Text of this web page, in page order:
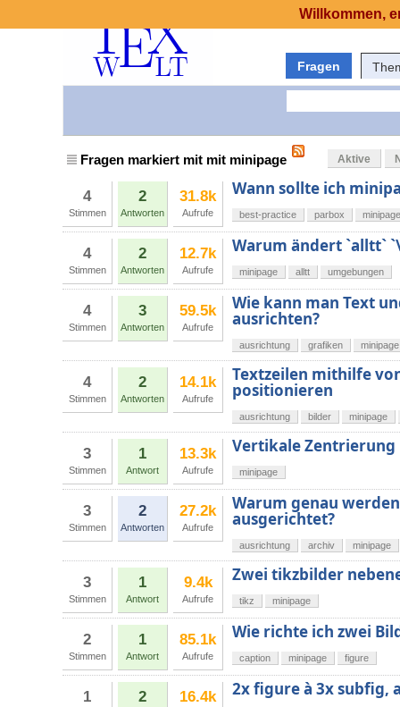
Fragen
Fragen markiert mit mit minipage Aktive
4
Stimmen
2
Antworten
31.8k
Aufrufe
Wann sollte ich
best-practice parbox minipage
4
Stimmen
2
Antworten
12.7k
Aufrufe
Warum ändert `alltt`
minipage alltt umgebungen
4
Stimmen
3
Antworten
59.5k
Aufrufe
Wie kann man Text
ausrichten?
ausrichtung grafiken minipage
4
Stimmen
2
Antworten
14.1k
Aufrufe
Textzeilen mithilfe
positionieren
ausrichtung bilder minipage
3
Stimmen
1
Antwort
13.3k
Aufrufe
Vertikale Zentrierung
minipage
3
Stimmen
2
Antworten
27.2k
Aufrufe
Warum genau
ausgerichtet?
ausrichtung archiv minipage
3
Stimmen
1
Antwort
9.4k
Aufrufe
Zwei tikzbilder
tikz minipage
2
Stimmen
1
Antwort
85.1k
Aufrufe
Wie richte ich zwei
caption minipage figure
1 2 16.4k 2x figure à 3x subfig,
Willkommen,